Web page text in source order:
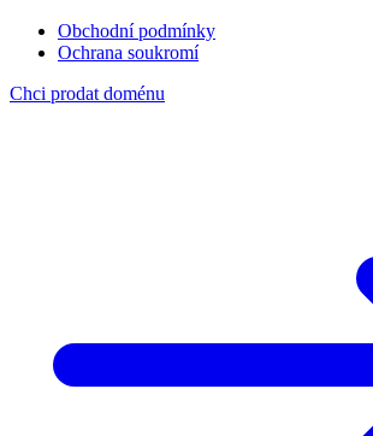
Obchodní podmínky
Ochrana soukromí
Chci prodat doménu